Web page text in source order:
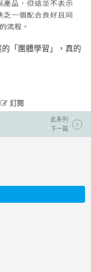
「團體學習」，真的
訂閱
此系列
下一篇